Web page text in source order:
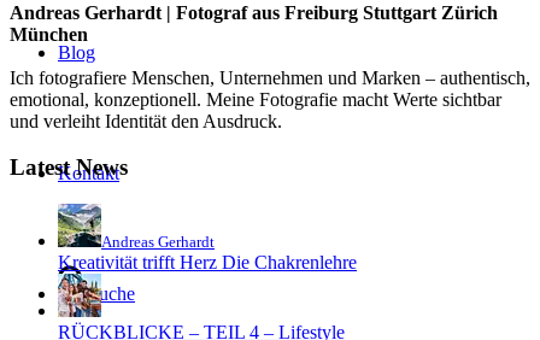
Blog
Kontakt
Suche
Andreas Gerhardt | Fotograf aus Freiburg Stuttgart Zürich
München
Ich fotografiere Menschen, Unternehmen und Marken – authentisch,
emotional, konzeptionell. Meine Fotografie macht Werte sichtbar
und verleiht Identität den Ausdruck.
Latest News
Andreas Gerhardt
Kreativität trifft Herz Die Chakrenlehre
RÜCKBLICKE – TEIL 4 – Lifestyle